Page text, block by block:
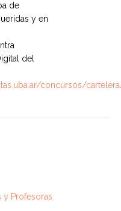
de
y en
del
concursos/
y Profesoras